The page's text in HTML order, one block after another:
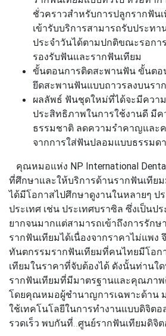
ชั่วคราวสำหรับการปลูกรากฟัน
เข้ารับบริการสามารถรับประท
ประจำวันได้ตามปกติขณะรอกา
รองรับฟันและรากฟันเทียม
ขั้นตอนการติดสะพานฟัน ขั้นตอ
ยึดสะพานฟันแบบถาวรลงบนรา
ผลลัพธ์ ฟันชุดใหม่ที่ได้จะมีควา
ประสิทธิภาพในการใช้งานดี มีค
ธรรมชาติ ลดความรำคาญและ
จากการใส่ฟันปลอมแบบธรรมดา
คุณหมอแห่ง NP International
ที่ศึกษาและให้บริการด้านรากฟันเทียม
ได้มีโอกาสไปศึกษาดูงานในหลายๆ ป
ประเทศ เช่น ประเทศบราซิล ซึ่งเป็นป
ยากจนมากแต่สามารถเข้าถึงการรัก
รากฟันเทียมได้เนื่องจากราคาไม่แพง
ทันตกรรมรากฟันเทียมที่คนไทยมีโอก
เทียมในราคาที่จับต้องได้ ดังนั้นท่านใ
รากฟันเทียมที่มีมาตรฐานและคุณภา
โดยคุณหมอผู้ชำนาญการเฉพาะด้าน
ใช้เทคโนโลยีในการทำงานแบบดิจิต
รวดเร็ว พบกันที่.. ศูนย์รากฟันเทียมดิจิ